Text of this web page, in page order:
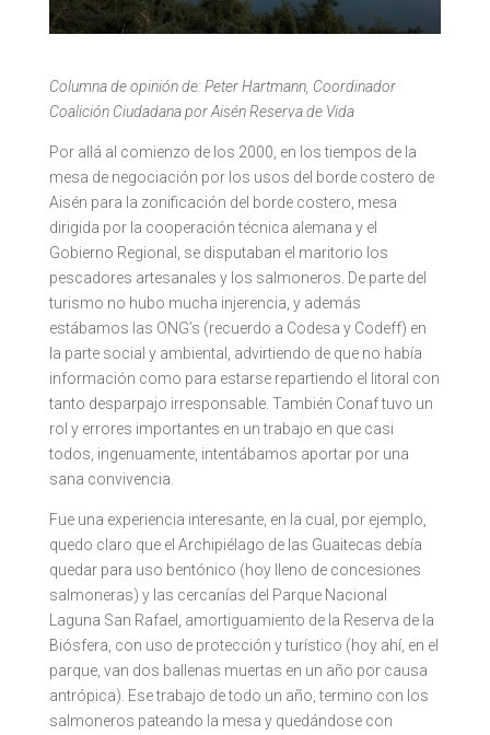
Columna de opinión de: Peter Hartmann, Coordinador
Coalición Ciudadana por Aisén Reserva de Vida
Por allá al comienzo de los 2000, en los tiempos de la
mesa de negociación por los usos del borde costero de
Aisén para la zonificación del borde costero, mesa
dirigida por la cooperación técnica alemana y el
Gobierno Regional, se disputaban el maritorio los
pescadores artesanales y los salmoneros. De parte del
turismo no hubo mucha injerencia, y además
estábamos las ONG’s (recuerdo a Codesa y Codeff) en
la parte social y ambiental, advirtiendo de que no había
información como para estarse repartiendo el litoral con
tanto desparpajo irresponsable. También Conaf tuvo un
rol y errores importantes en un trabajo en que casi
todos, ingenuamente, intentábamos aportar por una
sana convivencia.
Fue una experiencia interesante, en la cual, por ejemplo,
quedo claro que el Archipiélago de las Guaitecas debía
quedar para uso bentónico (hoy lleno de concesiones
salmoneras) y las cercanías del Parque Nacional
Laguna San Rafael, amortiguamiento de la Reserva de la
Biósfera, con uso de protección y turístico (hoy ahí, en el
parque, van dos ballenas muertas en un año por causa
antrópica). Ese trabajo de todo un año, termino con los
salmoneros pateando la mesa y quedándose con